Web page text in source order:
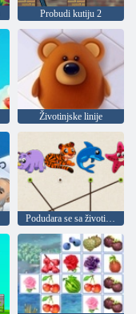
Probudi kutiju 2
Životinjske linije
Podudara se sa životinjama